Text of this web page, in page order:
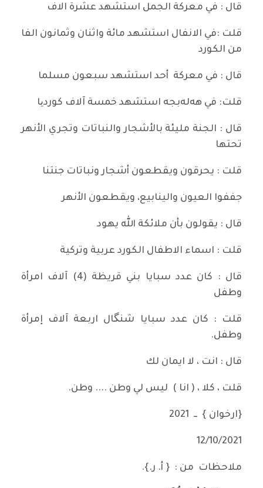
قال : في معركة الجمل استشهد عشرة الاف
قلت :في الانفال استشهد مائة واثنان وثمانون الفا
من الكورد
قال : في معركة أحد استشهد سبعون مسلما
قلت: في هه‌له‌بجه‌ استشهد خمسة آلاف كوردیا
قال : الجنة مليئة بالأشجار والنباتات وتجري الأنهر
تحتها
قلت : يحرقون ويقطعون أشجار ونباتات جنتنا
جففوا العيون والينابيع، ويقطعون الأنهر
قال : يقولون بأن ملائكة الله يهود
قلت : اسماء الاطفال الكورد عربية وتركية
قال : كان عدد سبايا بني قريظة (4) آلاف امرأة
وطفل
قلت : كان عدد سبايا شنگال اربعة آلاف إمرأة
وطفل.
قال : انت ، لا ايمان لك
قلت ، كلا ، ( انا ) ليس لي وطن .... وطن.
{ارخوان } ــ 2021
12/10/2021
ملاحظات من : { أ. ر.}.